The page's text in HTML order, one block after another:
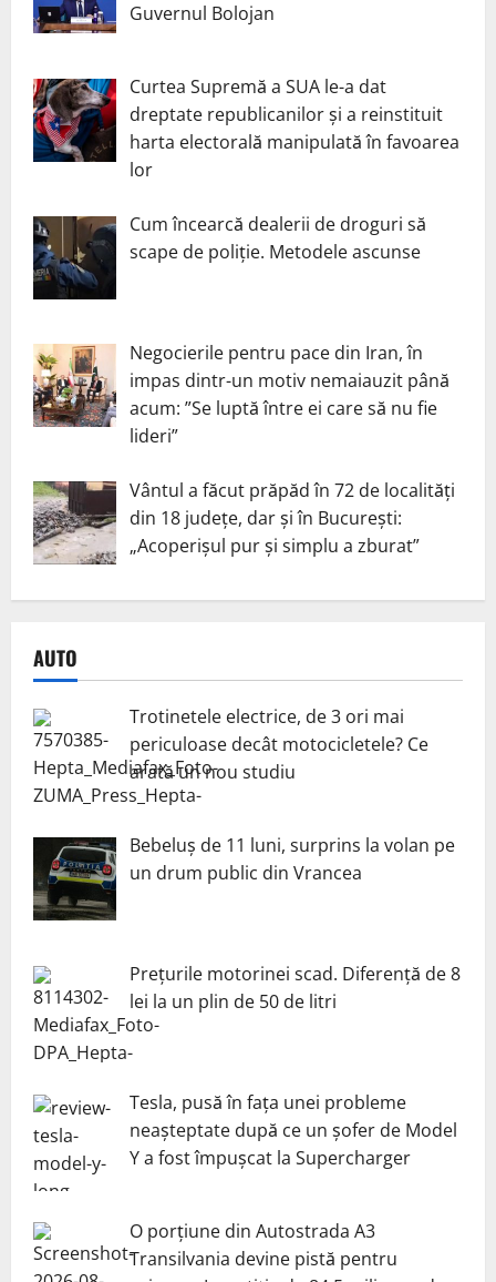
Guvernul Bolojan
Curtea Supremă a SUA le-a dat
dreptate republicanilor și a reinstituit
harta electorală manipulată în favoarea
lor
Cum încearcă dealerii de droguri să
scape de poliție. Metodele ascunse
Negocierile pentru pace din Iran, în
impas dintr-un motiv nemaiauzit până
acum: ”Se luptă între ei care să nu fie
lideri”
Vântul a făcut prăpăd în 72 de localități
din 18 județe, dar și în București:
„Acoperișul pur și simplu a zburat”
AUTO
Trotinetele electrice, de 3 ori mai
periculoase decât motocicletele? Ce
arată un nou studiu
Bebeluș de 11 luni, surprins la volan pe
un drum public din Vrancea
Prețurile motorinei scad. Diferență de 8
lei la un plin de 50 de litri
Tesla, pusă în fața unei probleme
neașteptate după ce un șofer de Model
Y a fost împușcat la Supercharger
O porțiune din Autostrada A3
Transilvania devine pistă pentru